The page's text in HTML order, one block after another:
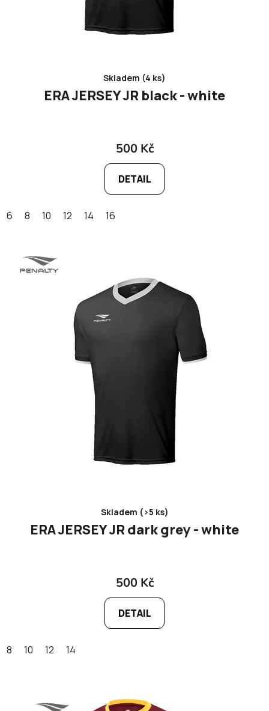
Skladem (4 ks)
ERA JERSEY JR black - white
500 Kč
DETAIL
6 8 10 12 14 16
Skladem (>5 ks)
ERA JERSEY JR dark grey - white
500 Kč
DETAIL
8 10 12 14